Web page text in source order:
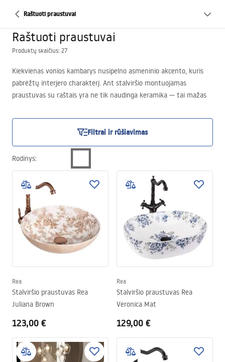
Raštuoti praustuvai
Raštuoti praustuvai
Produktų skaičius: 27
Kiekvienas vonios kambarys nusipelno asmeninio akcento, kuris
pabrėžtų interjero charakterį. Ant stalviršio montuojamas
praustuvas su raštais yra ne tik naudinga keramika — tai mažas
atspalvį. Tiksliai atspausdintos detalės įneša į erdvę dizaino
elementą, kuris traukia žvilgsnį ir žavi nuo pirmojo žvilgsnio. Mūsų
asortimente rasite pasiūlymus, kurie yra puikus meninio išraiškos
ir kasdienio komforto derinys. Susipažinkite su jais jau dabar!
Filtrai ir rūšiavimas
Rodinys:
Rea
Stalviršio praustuvas Rea
Juliana Brown
123,00 €
Rea
Stalviršio praustuvas Rea
Veronica Mat
129,00 €